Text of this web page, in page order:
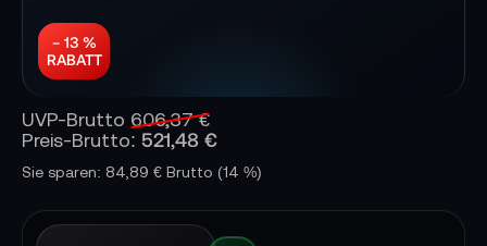
− 13 %
RABATT
UVP-Brutto 606,37 €
Preis-Brutto: 521,48 €
Sie sparen: 84,89 € Brutto (14 %)